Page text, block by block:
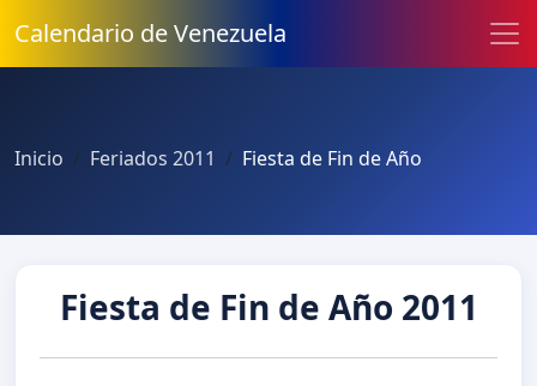
Calendario de Venezuela
Inicio Feriados 2011 Fiesta de Fin de Año
Fiesta de Fin de Año 2011